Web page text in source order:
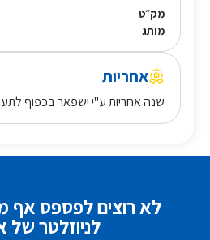
מק״ט
מותג
אחריות
שנה אחריות ע"י ישפאר בכפוף
לא רוצים לפספס אף
לניוזלטר